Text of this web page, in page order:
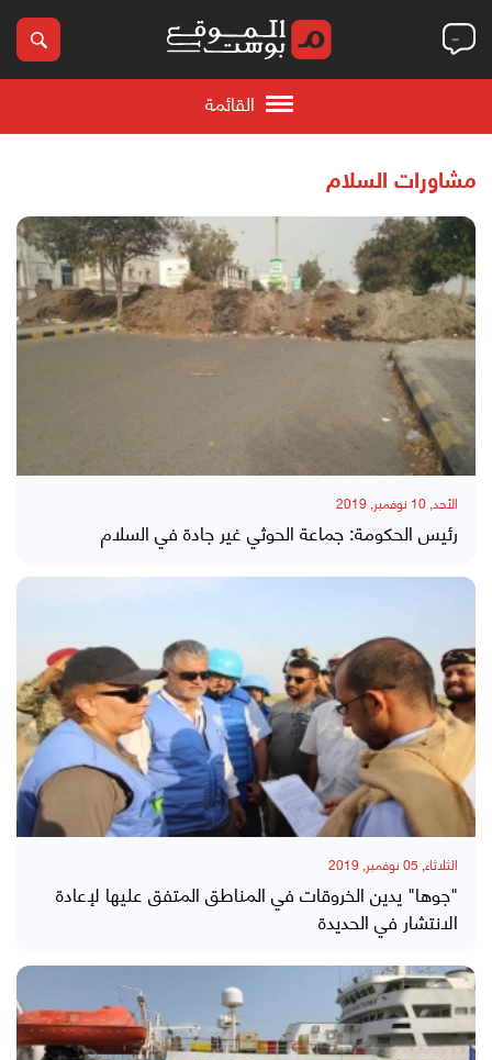
القائمة
مشاورات السلام
الأحد, 10 نوفمبر, 2019
رئيس الحكومة: جماعة الحوثي غير جادة في السلام
الثلاثاء, 05 نوفمبر, 2019
"جوها" يدين الخروقات في المناطق المتفق عليها لإعادة
الانتشار في الحديدة